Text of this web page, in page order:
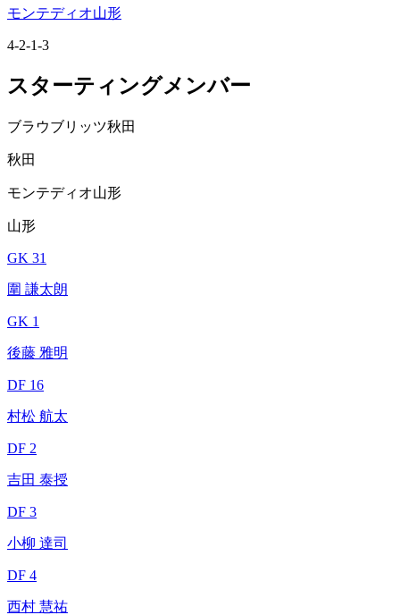
モンテディオ山形
4-2-1-3
スターティングメンバー
ブラウブリッツ秋田
秋田
モンテディオ山形
山形
GK 31
圍 謙太朗
GK 1
後藤 雅明
DF 16
村松 航太
DF 2
吉田 泰授
DF 3
小柳 達司
DF 4
西村 慧祐